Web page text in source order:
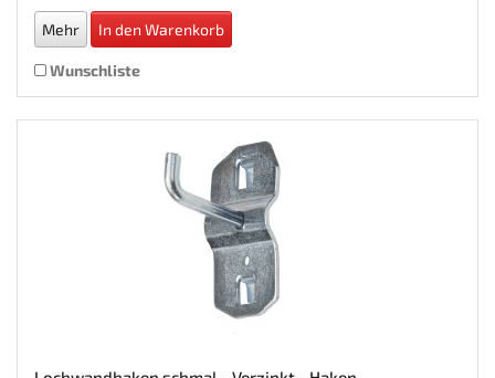
Mehr In den Warenkorb
Wunschliste